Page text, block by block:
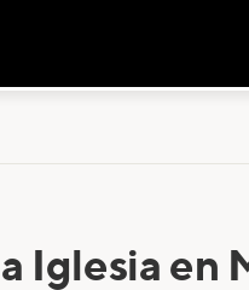
Iglesia en